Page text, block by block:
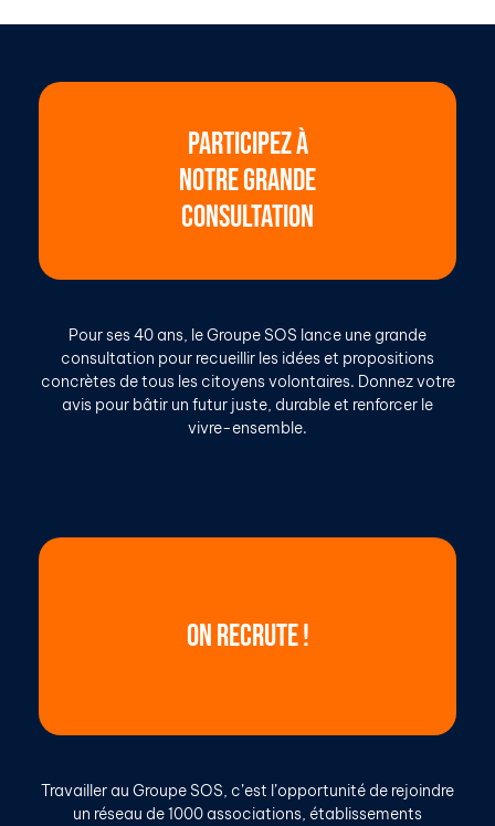
PARTICIPEZ À
NOTRE GRANDE
CONSULTATION
Pour ses 40 ans, le Groupe SOS lance une grande
consultation pour recueillir les idées et propositions
concrètes de tous les citoyens volontaires. Donnez votre
avis pour bâtir un futur juste, durable et renforcer le
vivre-ensemble.
ON RECRUTE !
Travailler au Groupe SOS, c’est l’opportunité de rejoindre
un réseau de 1000 associations, établissements